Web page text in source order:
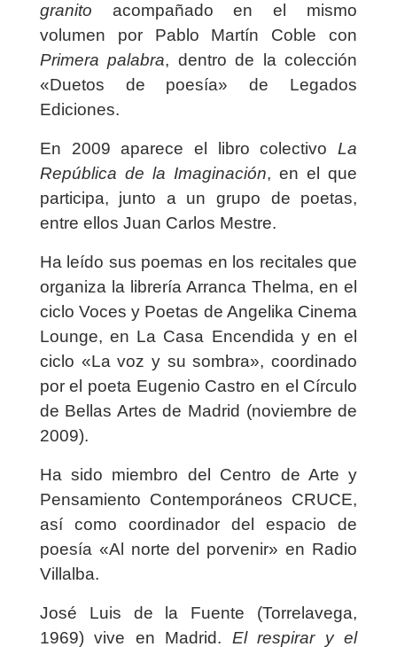
granito acompañado en el mismo
volumen por Pablo Martín Coble con
Primera palabra, dentro de la colección
«Duetos de poesía» de Legados
Ediciones.
En 2009 aparece el libro colectivoLa
República de la Imaginación, en el que
participa, junto a un grupo de poetas,
entre ellos Juan Carlos Mestre.
Ha leído sus poemas en los recitales que
organiza la librería Arranca Thelma, en el
ciclo Voces y Poetas de Angelika Cinema
Lounge, en La Casa Encendida y en el
ciclo «La voz y su sombra», coordinado
por el poeta Eugenio Castro en el Círculo
de Bellas Artes de Madrid (noviembre de
2009).
Ha sido miembro del Centro de Arte y
Pensamiento Contemporáneos CRUCE,
así como coordinador del espacio de
poesía «Al norte del porvenir» en Radio
Villalba.
José Luis de la Fuente (Torrelavega,
1969) vive en Madrid. El respirar y el